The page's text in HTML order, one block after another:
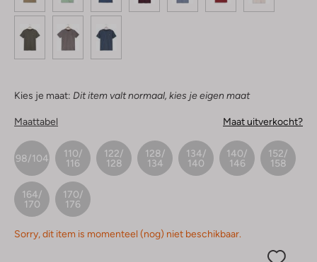
Kies je maat: Dit item valt normaal, kies je eigen maat
Maattabel Maat uitverkocht?
98/104
110/
116
122/
128
128/
134
134/
140
140/
146
152/
158
164/
170
170/
176
Sorry, dit item is momenteel (nog) niet beschikbaar.